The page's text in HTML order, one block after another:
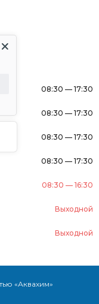
08:30 — 17:30
08:30 — 17:30
08:30 — 17:30
08:30 — 17:30
08:30 — 16:30
Выходной
Выходной
«Аквахим»